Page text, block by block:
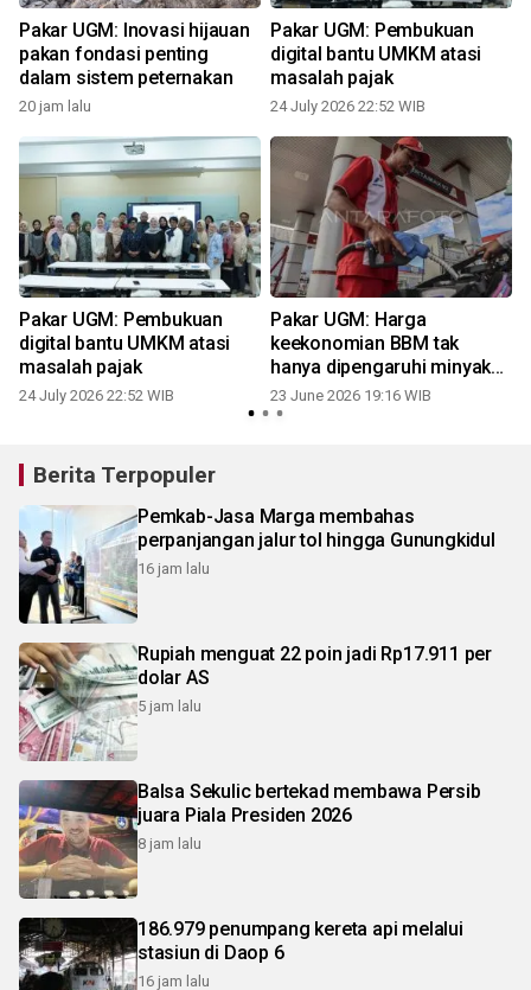
Pakar UGM: Inovasi hijauan
pakan fondasi penting
dalam sistem peternakan
20 jam lalu
Pakar UGM: Pembukuan
digital bantu UMKM atasi
masalah pajak
24 July 2026 22:52 WIB
Pakar UGM: Pembukuan
digital bantu UMKM atasi
masalah pajak
24 July 2026 22:52 WIB
Pakar UGM: Harga
keekonomian BBM tak
hanya dipengaruhi minyak
mentah
23 June 2026 19:16 WIB
Berita Terpopuler
Pemkab-Jasa Marga membahas
perpanjangan jalur tol hingga Gunungkidul
16 jam lalu
Rupiah menguat 22 poin jadi Rp17.911 per
dolar AS
5 jam lalu
Balsa Sekulic bertekad membawa Persib
juara Piala Presiden 2026
8 jam lalu
186.979 penumpang kereta api melalui
stasiun di Daop 6
16 jam lalu